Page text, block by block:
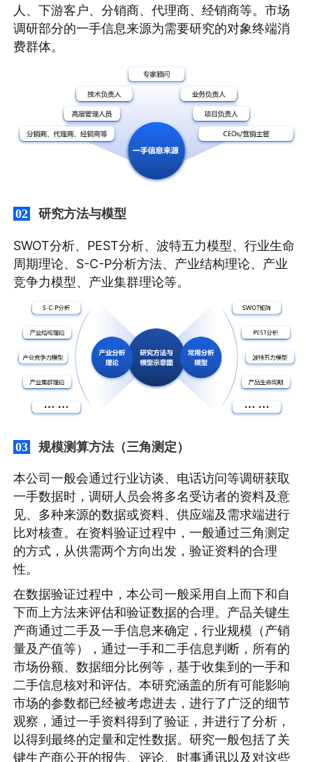
人、下游客户、分销商、代理商、经销商等。市场
调研部分的一手信息来源为需要研究的对象终端消
费群体。
02 研究方法与模型
SWOT分析、PEST分析、波特五力模型、行业生命
周期理论、S-C-P分析方法、产业结构理论、产业
竞争力模型、产业集群理论等。
03 规模测算方法（三角测定）
本公司一般会通过行业访谈、电话访问等调研获取
一手数据时，调研人员会将多名受访者的资料及意
见、多种来源的数据或资料、供应端及需求端进行
比对核查。在资料验证过程中，一般通过三角测定
的方式，从供需两个方向出发，验证资料的合理
性。
在数据验证过程中，本公司一般采用自上而下和自
下而上方法来评估和验证数据的合理。产品关键生
产商通过二手及一手信息来确定，行业规模（产销
量及产值等），通过一手和二手信息判断，所有的
市场份额、数据细分比例等，基于收集到的一手和
二手信息核对和评估。本研究涵盖的所有可能影响
市场的参数都已经被考虑进去，进行了广泛的细节
观察，通过一手资料得到了验证，并进行了分析，
以得到最终的定量和定性数据。研究一般包括了关
键生产商公开的报告、评论、时事通讯以及对这些